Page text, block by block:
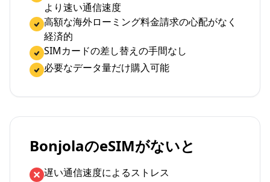
より速い通信速度
高額な海外ローミング料金請求の心配がなく
経済的
SIMカードの差し替えの手間なし
必要なデータ量だけ購入可能
BonjolaのeSIMがないと
遅い通信速度によるストレス